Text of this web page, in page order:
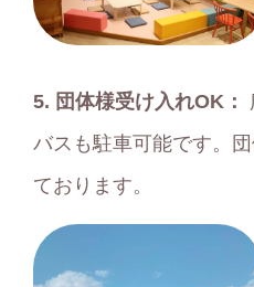
5. 団体様受け入れOK：
バスも駐車可能です。
ております。